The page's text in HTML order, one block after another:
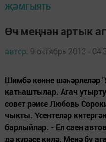
ҖӘМГЫЯТЬ
Өч меңнән артык
автор, 9 октябрь 2013 -
Шимбә көнне шәһәрлеләр
катнаштылар. Агач
совет рәисе Любовь
чыкты. Үсентеләр
барлыйлар. - Ел саен
дә күрәсе килә. Менә бу